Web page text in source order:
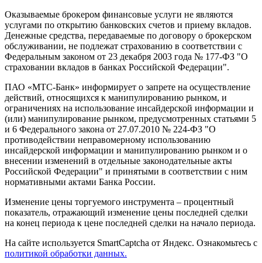
Оказываемые брокером финансовые услуги не являются
услугами по открытию банковских счетов и приему вкладов.
Денежные средства, передаваемые по договору о брокерском
обслуживании, не подлежат страхованию в соответствии с
Федеральным законом от 23 декабря 2003 года № 177-ФЗ "О
страховании вкладов в банках Российской Федерации".
ПАО «МТС-Банк» информирует о запрете на осуществление
действий, относящихся к манипулированию рынком, и
ограничениях на использование инсайдерской информации и
(или) манипулирование рынком, предусмотренных статьями 5
и 6 Федерального закона от 27.07.2010 № 224-ФЗ "О
противодействии неправомерному использованию
инсайдерской информации и манипулированию рынком и о
внесении изменений в отдельные законодательные акты
Российской Федерации" и принятыми в соответствии с ним
нормативными актами Банка России.
Изменение цены торгуемого инструмента – процентный
показатель, отражающий изменение цены последней сделки
на конец периода к цене последней сделки на начало периода.
На сайте используется SmartCaptcha от Яндекс. Ознакомьтесь с
политикой обработки данных.